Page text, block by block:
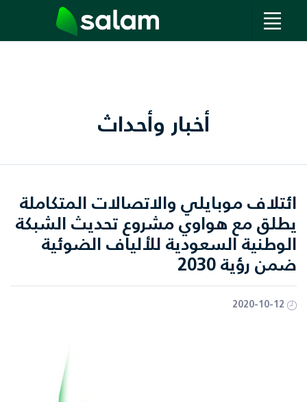
أخبار وأحداث
ائتلاف موبايلي والاتصالات المتكاملة
يطلق مع هواوي مشروع تحديث الشبكة
الوطنية السعودية للألياف الضوئية
ضمن رؤية 2030
2020-10-12